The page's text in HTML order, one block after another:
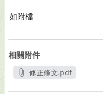
如附檔
相關附件
修正條文.pdf